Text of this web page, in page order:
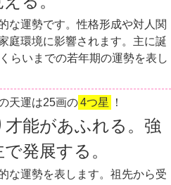
な運勢です。性格形成や対人関
庭環境に影響されます。主に誕
らいまでの若年期の運勢を表し
天運は25画の4つ星 ！
才能があふれる。強
発展する。
な運勢を表します。祖先から受